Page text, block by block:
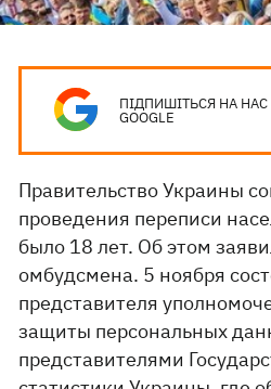
ПІДПИШІТЬСЯ НА НАС
GOOGLE
Правительство Украины
проведения переписи
было 18 лет. Об этом
омбудсмена. 5 ноября
представителя
защиты персональных
представителями